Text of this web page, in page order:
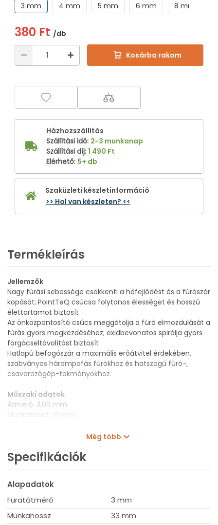
3 mm
4 mm 5 mm 6 mm 8 mm
380 Ft /db
Kosárba rakom
Házhozszállítás
Szállítási idő: 2-3 munkanap
Szállítási díj: 1 490 Ft
Elérhető: 5+ db
Szaküzleti készletinformáció
>> Hol van készleten? <<
Termékleírás
Jellemzők
Nagy fúrási sebessége csökkenti a hőfejlődést és a fúrószár
kopását; PointTeQ csúcsa folytonos élességet és hosszú
élettartamot biztosít
Az önközpontosító csúcs meggátolja a fúró elmozdulását a
fúrás gyors megkezdéséhez; oxidbevonatos spirálja gyors
forgácseltávolítást biztosít
Hatlapú befogószár a maximális erőátvitel érdekében,
szabványos hárompofás fúrókhoz és hatszögű fúró-,
csavarozógép-tokmányokhoz.
Műszaki adatok
Átmérő: 3,00 mm
Munkahossz: 33 mm
Még több
Specifikációk
Alapadatok
Furatátmérő
3 mm
Munkahossz
33 mm